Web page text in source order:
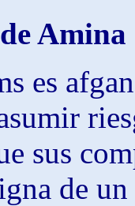
Amina
es
sus
de